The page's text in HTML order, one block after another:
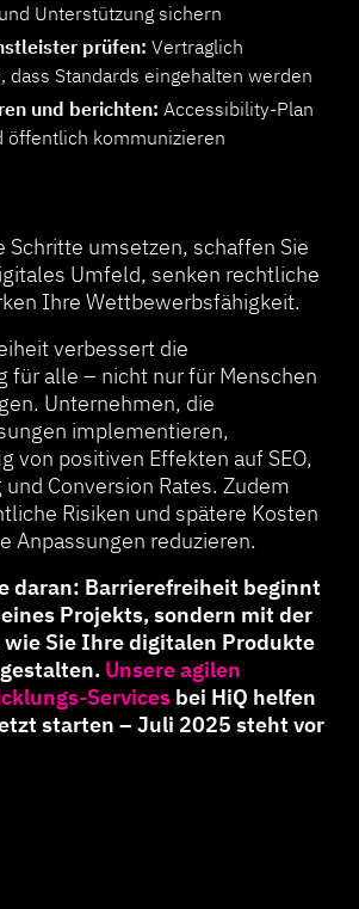
Unterstützung sichern
prüfen: Vertraglich
dass Standards eingehalten werden
und berichten: Accessibility-Plan
öffentlich kommunizieren
Schritte umsetzen, schaffen Sie
Umfeld, senken rechtliche
Ihre Wettbewerbsfähigkeit.
verbessert die
für alle – nicht nur für Menschen
Unternehmen, die
implementieren,
von positiven Effekten auf SEO,
Conversion Rates. Zudem
Risiken und spätere Kosten
Anpassungen reduzieren.
daran: Barrierefreiheit beginnt
Projekts, sondern mit der
wie Sie Ihre digitalen Produkte
Unsere agilen
Services bei HiQ helfen
starten – Juli 2025 steht vor